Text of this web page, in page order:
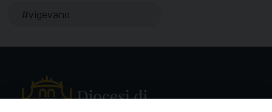
vigevano